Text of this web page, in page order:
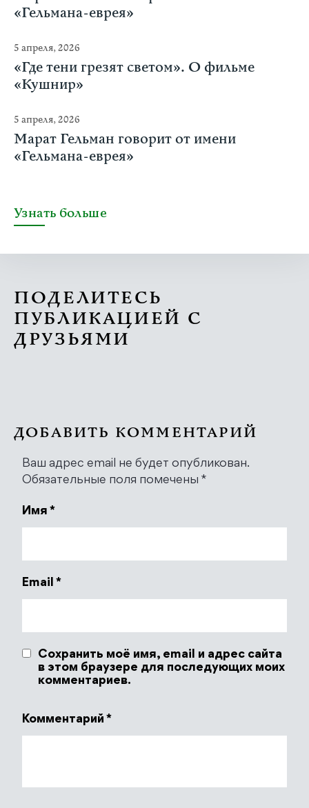
«Гельмана-еврея»
5 апреля, 2026
«Где тени грезят светом». О фильме
«Кушнир»
5 апреля, 2026
Марат Гельман говорит от имени
«Гельмана-еврея»
Узнать больше
ПОДЕЛИТЕСЬ
ПУБЛИКАЦИЕЙ С
ДРУЗЬЯМИ
ДОБАВИТЬ КОММЕНТАРИЙ
Ваш адрес email не будет опубликован.
Обязательные поля помечены *
Имя *
Email *
Сохранить моё имя, email и адрес сайта
в этом браузере для последующих моих
комментариев.
Комментарий *